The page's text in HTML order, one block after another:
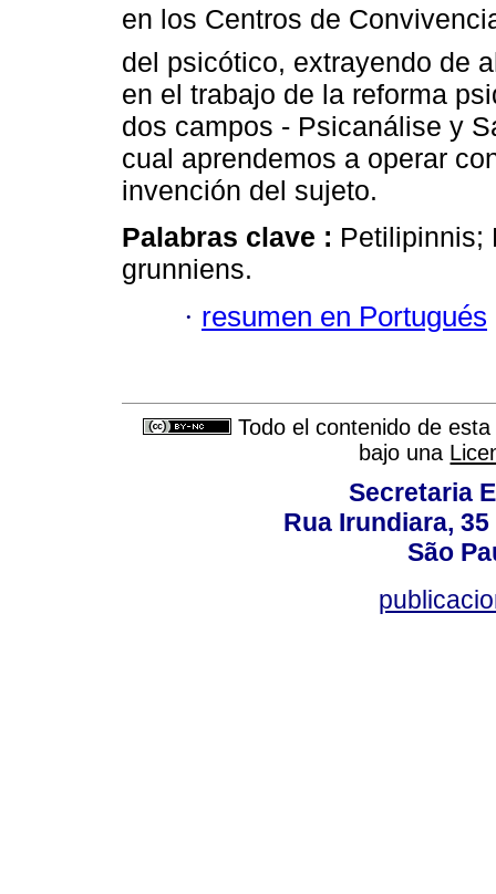
en los Centros de
del psicótico, extrayendo de
en el trabajo de la reforma
dos campos - Psicanálise y
cual aprendemos a operar
invención del sujeto.
Palabras clave : Petilipinnis;
grunniens.
· resumen en Portugués
Todo el contenido de
bajo una
Secretaria
Rua Irundiara,
São